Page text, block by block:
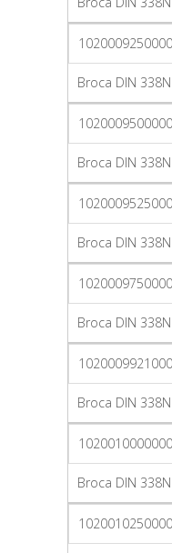
Broca DIN
Broca DIN
Broca DIN
Broca DIN
Broca DIN
Broca DIN